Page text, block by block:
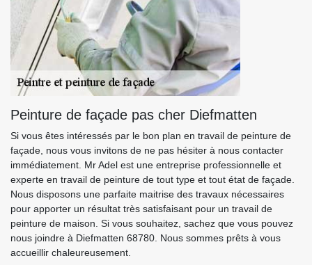
Peinture de façade pas cher Diefmatten
Si vous êtes intéressés par le bon plan en travail de peinture de
façade, nous vous invitons de ne pas hésiter à nous contacter
immédiatement. Mr Adel est une entreprise professionnelle et
experte en travail de peinture de tout type et tout état de façade.
Nous disposons une parfaite maitrise des travaux nécessaires
pour apporter un résultat très satisfaisant pour un travail de
peinture de maison. Si vous souhaitez, sachez que vous pouvez
nous joindre à Diefmatten 68780. Nous sommes prêts à vous
accueillir chaleureusement.